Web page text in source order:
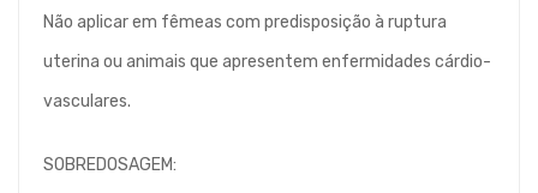
Não aplicar em fêmeas com predisposição à ruptura
uterina ou animais que apresentem enfermidades cárdio-
vasculares.
SOBREDOSAGEM: